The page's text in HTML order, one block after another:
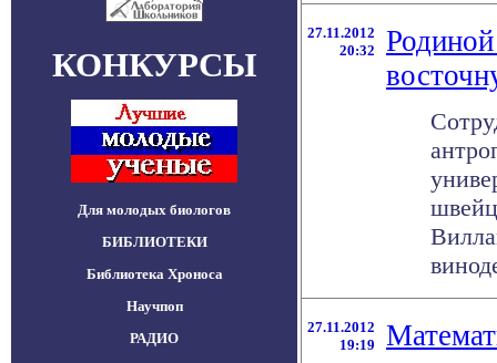
КОНКУРСЫ
Для молодых биологов
БИБЛИОТЕКИ
Библиотека Хроноса
Научпоп
РАДИО
27.11.2012
20:32
27.11.2012
19:19